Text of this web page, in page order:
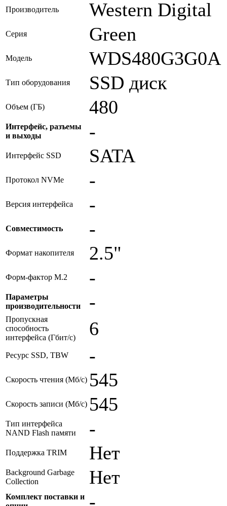
Производитель Western Digital
Серия Green
Модель WDS480G3G0A
Тип оборудования SSD диск
Объем (ГБ) 480
Интерфейс, разъемы
и выходы
-
Интерфейс SSD SATA
Протокол NVMe -
Версия интерфейса -
Совместимость -
Формат накопителя 2.5"
Форм-фактор M.2 -
Параметры
производительности
-
Пропускная
способность
интерфейса (Гбит/с)
6
Ресурс SSD, TBW -
Скорость чтения (Мб/с) 545
Скорость записи (Мб/с) 545
Тип интерфейса
NAND Flash памяти
-
Поддержка TRIM Нет
Background Garbage
Collection
Нет
Комплект поставки и -